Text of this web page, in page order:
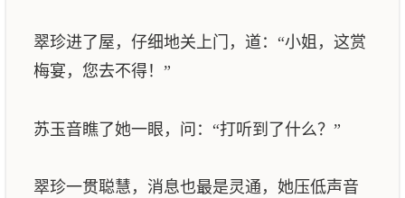
翠珍进了屋，仔细地关上门，道：“小姐，这赏
梅宴，您去不得！”
苏玉音瞧了她一眼，问：“打听到了什么？”
翠珍一贯聪慧，消息也最是灵通，她压低声音